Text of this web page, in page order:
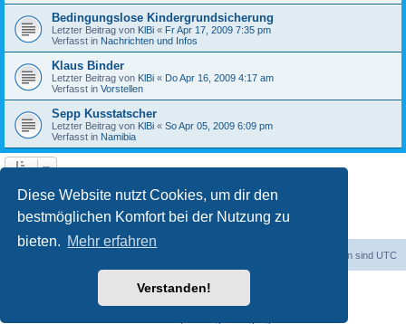
Diese Website nutzt Cookies, um dir den
bestmöglichen Komfort bei der Nutzung zu
bieten. Mehr erfahren
Verstanden!
Bedingungslose Kindergrundsicherung
Letzter Beitrag von KlBi « Fr Apr 17, 2009 7:35 pm
Verfasst in Nachrichten und Infos
Klaus Binder
Letzter Beitrag von KlBi « Do Apr 16, 2009 4:17 am
Verfasst in Vorstellen
Sepp Kusstatscher
Letzter Beitrag von KlBi « So Apr 05, 2009 6:09 pm
Verfasst in Namibia
Die Suche ergab 103 Treffer 1 2 3
Alle Zeiten sind UTC
Powered byphpBB® Forum Software © phpBB Limited
phpBB.de